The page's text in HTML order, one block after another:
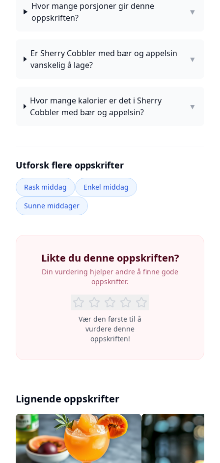
Hvor mange porsjoner gir denne
oppskriften?
▼
Er Sherry Cobbler med bær og appelsin
vanskelig å lage?
▼
Hvor mange kalorier er det i Sherry
Cobbler med bær og appelsin?
▼
Utforsk flere oppskrifter
Rask middag
Enkel middag
Sunne middager
Likte du denne oppskriften?
Din vurdering hjelper andre å finne gode
oppskrifter.
Vær den første til å
vurdere denne
oppskriften!
Lignende oppskrifter